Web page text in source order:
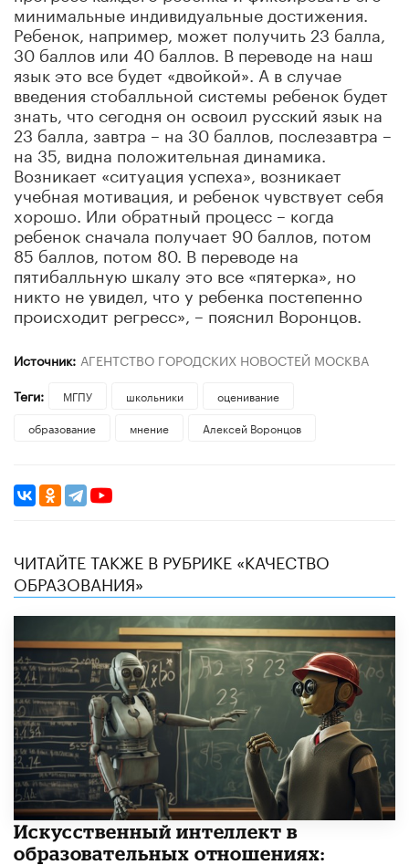
минимальные индивидуальные достижения.
Ребенок, например, может получить 23 балла,
30 баллов или 40 баллов. В переводе на наш
язык это все будет «двойкой». А в случае
введения стобалльной системы ребенок будет
знать, что сегодня он освоил русский язык на
23 балла, завтра – на 30 баллов, послезавтра –
на 35, видна положительная динамика.
Возникает «ситуация успеха», возникает
учебная мотивация, и ребенок чувствует себя
хорошо. Или обратный процесс – когда
ребенок сначала получает 90 баллов, потом
85 баллов, потом 80. В переводе на
пятибалльную шкалу это все «пятерка», но
никто не увидел, что у ребенка постепенно
происходит регресс», – пояснил Воронцов.
Источник: АГЕНТСТВО ГОРОДСКИХ НОВОСТЕЙ МОСКВА
Теги:
МГПУ школьники
оценивание
образование
мнение Алексей Воронцов
ЧИТАЙТЕ ТАКЖЕ В РУБРИКЕ «КАЧЕСТВО
ОБРАЗОВАНИЯ»
​Искусственный интеллект в
образовательных отношениях: